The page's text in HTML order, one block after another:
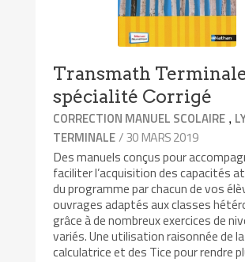
Transmath
spécialité Corrigé
CORRECTION MANUEL SCOLAIRE ,
TERMINALE/ 30 MARS 2019
Des manuels conçus pour
faciliter l’acquisition des capacités
du programme par chacun de vos
ouvrages adaptés aux classes
grâce à de nombreux exercices de
variés. Une utilisation raisonnée de la
calculatrice et des Tice pour rendre